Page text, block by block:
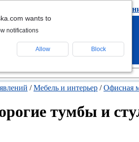
удалить
/Мебель и интерьер /Офисная
тумбы и
wants to
notifications
Allow Block